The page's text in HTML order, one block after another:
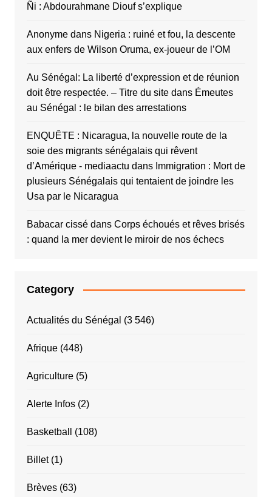
Ñi : Abdourahmane Diouf s’explique
Anonymedans Nigeria : ruiné et fou, la descente
aux enfers de Wilson Oruma, ex-joueur de l’OM
Au Sénégal: La liberté d’expression et de réunion
doit être respectée. – Titre du sitedans Émeutes
au Sénégal : le bilan des arrestations
ENQUÊTE : Nicaragua, la nouvelle route de la
soie des migrants sénégalais qui rêvent
d’Amérique - mediaactu dans Immigration : Mort de
plusieurs Sénégalais qui tentaient de joindre les
Usa par le Nicaragua
Babacar cissédans Corps échoués et rêves brisés
: quand la mer devient le miroir de nos échecs
Category
Actualités du Sénégal (3 546)
Afrique(448)
Agriculture(5)
Alerte Infos(2)
Basketball (108)
Billet(1)
Brèves(63)